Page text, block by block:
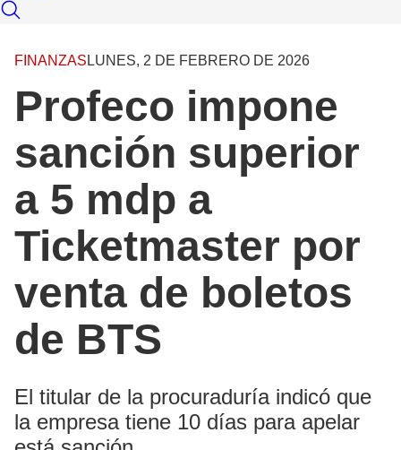
FINANZAS LUNES, 2 DE FEBRERO DE 2026
Profeco impone
sanción superior
a 5 mdp a
Ticketmaster por
venta de boletos
de BTS
El titular de la procuraduría indicó que
la empresa tiene 10 días para apelar